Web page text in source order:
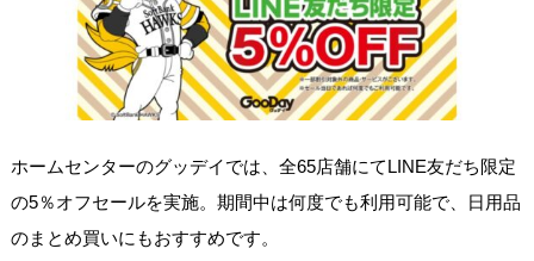
ホームセンターのグッデイでは、全65店舗にてLINE友だち限定
の5％オフセールを実施。期間中は何度でも利用可能で、日用品
のまとめ買いにもおすすめです。